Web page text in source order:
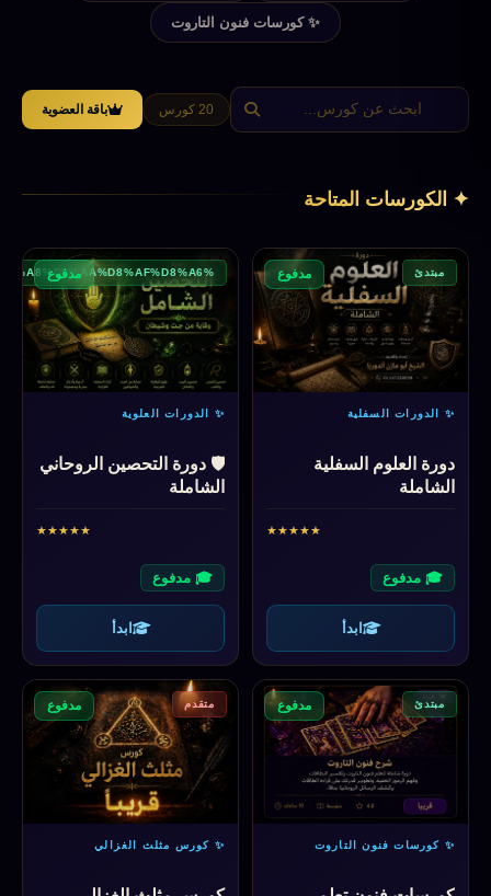
✨ كورسات فنون التاروت
20 كورس باقة العضوية
✦ الكورسات المتاحة
مبتدئ مدفوع
✨ الدورات السفلية
دورة العلوم السفلية
الشاملة
★
★
★
★
★
🎓 مدفوع
ابدأ
%D9%85%D8%A8%D8%AA%D8%AF%D8%A6 مدفوع
✨ الدورات العلوية
🛡️ دورة التحصين الروحاني
الشاملة
★
★
★
★
★
🎓 مدفوع
ابدأ
مبتدئ مدفوع
✨ كورسات فنون التاروت
متقدم مدفوع
✨ كورس مثلث الغزالي